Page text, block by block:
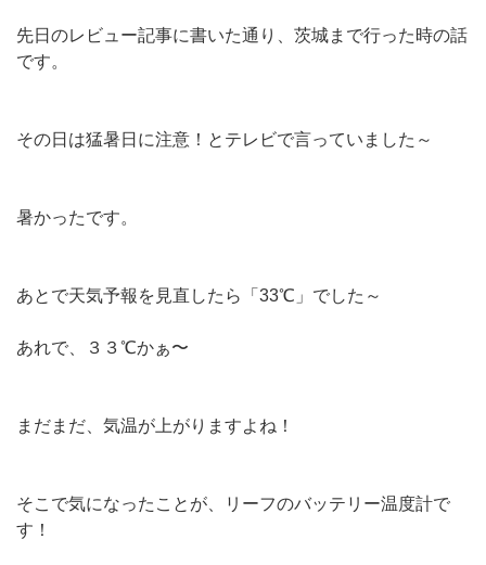
先日のレビュー記事に書いた通り、茨城まで行った時の話
です。
その日は猛暑日に注意！とテレビで言っていました～
暑かったです。
あとで天気予報を見直したら「33℃」でした～
あれで、３３℃かぁ〜
まだまだ、気温が上がりますよね！
そこで気になったことが、リーフのバッテリー温度計で
す！